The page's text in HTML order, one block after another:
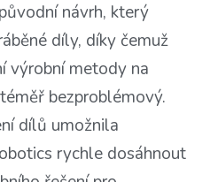
návrh, který
díly, díky čemuž
výrobní metody na
bezproblémový.
dílů umožnila
rychle dosáhnout